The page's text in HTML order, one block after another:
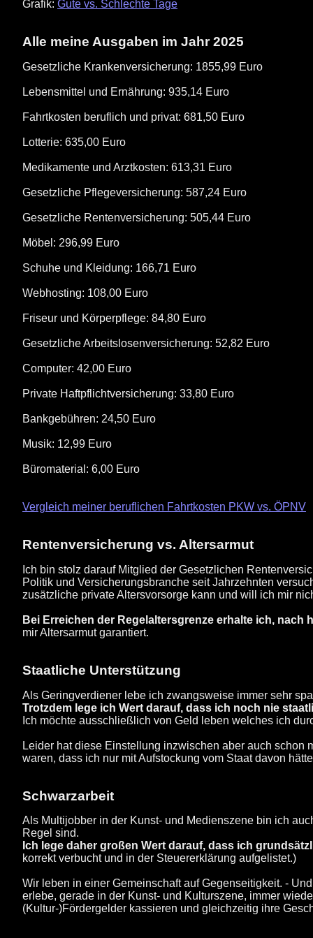
Grafik: Gute vs. Schlechte Tage
Alle meine Ausgaben im Jahr 2025
Gesetzliche Krankenversicherung: 1855,99 Euro
Lebensmittel und Ernährung: 935,14 Euro
Fahrtkosten beruflich und privat: 681,50 Euro
Lotterie: 635,00 Euro
Medikamente und Arztkosten: 613,31 Euro
Gesetzliche Pflegeversicherung: 587,24 Euro
Gesetzliche Rentenversicherung: 505,44 Euro
Möbel: 296,99 Euro
Schuhe und Kleidung: 166,71 Euro
Webhosting: 108,00 Euro
Friseur und Körperpflege: 84,80 Euro
Gesetzliche Arbeitslosenversicherung: 52,82 Euro
Computer: 42,00 Euro
Private Haftpflichtversicherung: 33,80 Euro
Bankgebühren: 24,50 Euro
Musik: 12,99 Euro
Büromaterial: 6,00 Euro
Vergleich meiner beruflichen Fahrtkosten PKW vs. ÖPNV
Rentenversicherung vs. Altersarmut
Ich bin stolz darauf Mitglied der Gesetzlichen
Politik und Versicherungsbranche seit Jahrzehnten
zusätzliche private Altersvorsorge kann und will ich mir
Bei Erreichen der Regelaltersgrenze erhalte ich, nach
mir Altersarmut garantiert.
Staatliche Unterstützung
Als Geringverdiener lebe ich zwangsweise immer sehr
Trotzdem lege ich Wert darauf, dass ich noch nie
Ich möchte ausschließlich von Geld leben welches ich
Leider hat diese Einstellung inzwischen aber auch schon
waren, dass ich nur mit Aufstockung vom Staat davon
Schwarzarbeit
Als Multijobber in der Kunst- und Medienszene bin ich
Regel sind.
Ich lege daher großen Wert darauf, dass ich
korrekt verbucht und in der Steuererklärung aufgelistet.)
Wir leben in einer Gemeinschaft auf Gegenseitigkeit. -
erlebe, gerade in der Kunst- und Kulturszene, immer
(Kultur-)Fördergelder kassieren und gleichzeitig ihre